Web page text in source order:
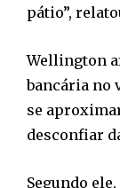
pátio”,
Wellington
bancária no
se
desconfiar
Segundo